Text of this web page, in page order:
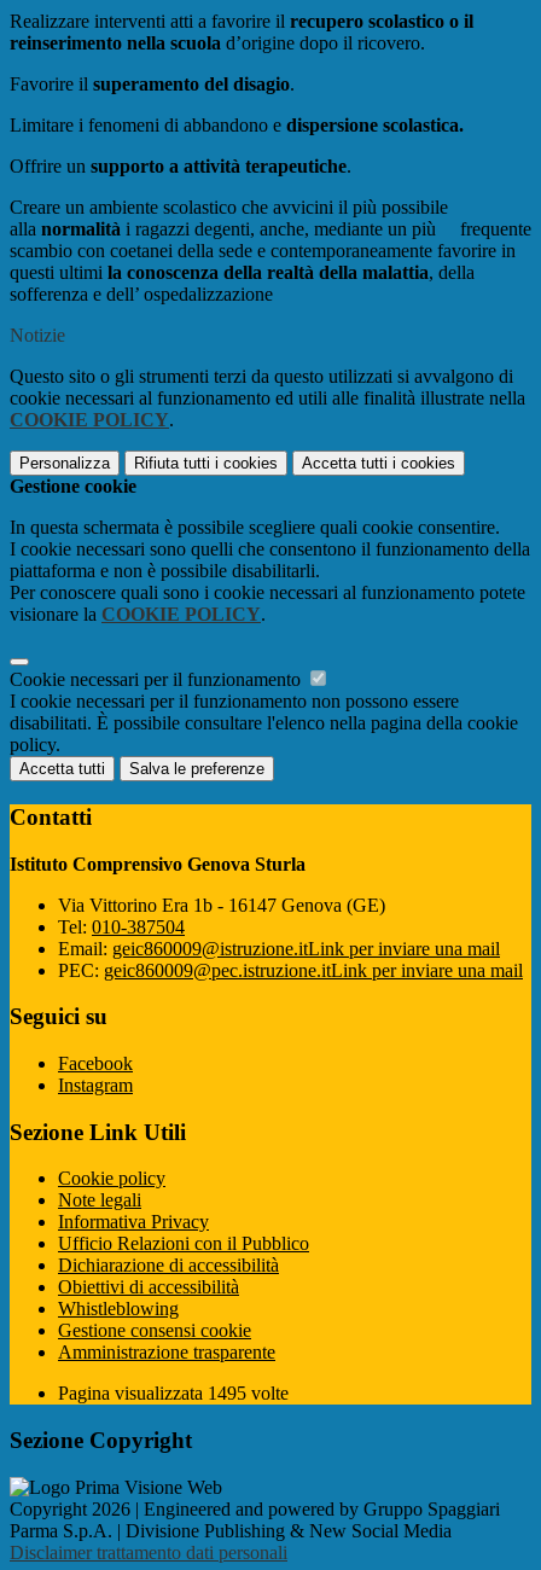
Realizzare interventi atti a favorire il recupero scolastico o il
reinserimento nella scuola d’origine dopo il ricovero.
Favorire il superamento del disagio.
Limitare i fenomeni di abbandono e dispersione scolastica.
Offrire un supporto a attività terapeutiche.
Creare un ambiente scolastico che avvicini il più possibile
alla normalità i ragazzi degenti, anche, mediante un più frequente
scambio con coetanei della sede e contemporaneamente favorire in
questi ultimi la conoscenza della realtà della malattia, della
sofferenza e dell’ ospedalizzazione
Notizie
Questo sito o gli strumenti terzi da questo utilizzati si avvalgono di
cookie necessari al funzionamento ed utili alle finalità illustrate nella
COOKIE POLICY.
Personalizza Rifiuta tutti i cookies Accetta tutti i cookies
Gestione cookie
In questa schermata è possibile scegliere quali cookie consentire.
I cookie necessari sono quelli che consentono il funzionamento della
piattaforma e non è possibile disabilitarli.
Per conoscere quali sono i cookie necessari al funzionamento potete
visionare la COOKIE POLICY.
Cookie necessari per il funzionamento
I cookie necessari per il funzionamento non possono essere
disabilitati. È possibile consultare l'elenco nella pagina della cookie
policy.
Accetta tutti Salva le preferenze
Contatti
Istituto Comprensivo Genova Sturla
Via Vittorino Era 1b - 16147 Genova (GE)
Tel: 010-387504
Email: geic860009@istruzione.itLink per inviare una mail
PEC: geic860009@pec.istruzione.itLink per inviare una mail
Seguici su
Facebook
Instagram
Sezione Link Utili
Cookie policy
Note legali
Informativa Privacy
Ufficio Relazioni con il Pubblico
Dichiarazione di accessibilità
Obiettivi di accessibilità
Whistleblowing
Gestione consensi cookie
Amministrazione trasparente
Pagina visualizzata 1495 volte
Sezione Copyright
Copyright 2026 | Engineered and powered by Gruppo Spaggiari
Parma S.p.A. | Divisione Publishing & New Social Media
Disclaimer trattamento dati personali